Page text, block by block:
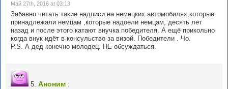
Май 27th, 2016 at 03:13
Забавно читать такие надписи на немецких автомобилях,которые
принадлежали немцам ,которые надоели немцам, десять лет
назад и после этого катают внучка победителя. А ещё прикольно
когда внук идёт в консульство за визой. Победители . Чо.
P.S. А дед конечно молодец. НЕ обсуждаться.
5. Аноним :